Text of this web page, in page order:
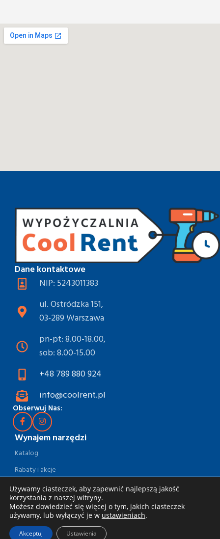
Dane kontaktowe
NIP: 5243011383
ul. Ostródzka 151,
03-289 Warszawa
pn-pt: 8.00-18.00,
sob: 8.00-15.00
+48 789 880 924
info@coolrent.pl
Obserwuj Nas:
Wynajem narzędzi
Katalog
Rabaty i akcje
Jak wynająć
Dostawa i odbiór
Zasady wynajmu
Używamy ciasteczek, aby zapewnić najlepszą jakość
korzystania z naszej witryny.
Możesz dowiedzieć się więcej o tym, jakich ciasteczek
używamy, lub wyłączyć je w ustawieniach.
Akceptuj Ustawienia